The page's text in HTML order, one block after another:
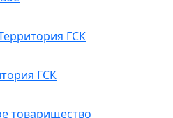
ГСК
ГСК
товарищество